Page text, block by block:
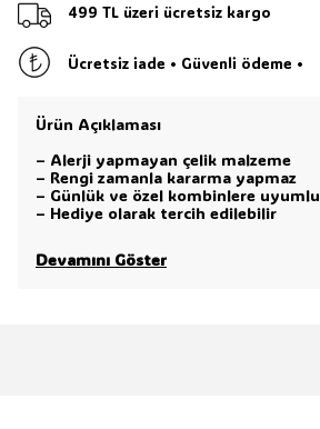
499 TL üzeri ücretsiz kargo
Ücretsiz iade • Güvenli ödeme •
Ürün Açıklaması
– Alerji yapmayan çelik malzeme
– Rengi zamanla kararma yapmaz
– Günlük ve özel kombinlere uyumlu
– Hediye olarak tercih edilebilir
Devamını Göster